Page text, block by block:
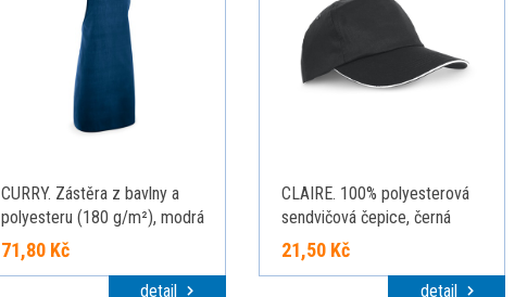
CURRY. Zástěra z bavlny a
polyesteru (180 g/m²), modrá
71,80 Kč
detail
CLAIRE. 100% polyesterová
sendvičová čepice, černá
21,50 Kč
detail